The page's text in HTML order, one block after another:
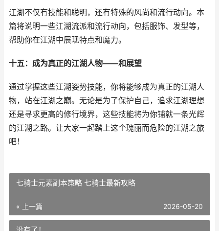
江湖不仅有技能和聪明，还有特殊的风尚和流行动向。本
篇将说明一些江湖流派和流行动向，包括服饰、发型等，
帮助你在江湖中展现特点和魔力。
十五：成为真正的江湖人物——和展望
通过掌握这些江湖姿势技能，你将能够成为真正的江湖人
物，站在江湖之巅。无论是为了保护自己，追求江湖理想
还是寻求更高的修行境界，这些技能将为你铺就一条光辉
的江湖之路。让大家一起踏上这个瑰丽而危险的江湖之旅
吧！
七骑士元素副本策略 七骑士最新攻略
« 上一篇 2026-05-20